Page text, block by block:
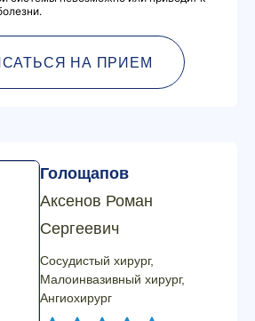
НА ПРИЕМ
Голощапов
Аксенов Роман
Сергеевич
Сосудистый хирург,
Малоинвазивный хирург,
Ангиохирург